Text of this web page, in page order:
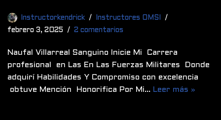
Instructorkendrick
Instructores OMSI
febrero 3, 2025
2 comentarios
Naufal Villarreal Sanguino Inicie Mi Carrera
profesional en Las En Las Fuerzas Militares Donde
adquirí Habilidades Y Compromiso con excelencia
obtuve Mención Honorifica Por Mi… Leer más »